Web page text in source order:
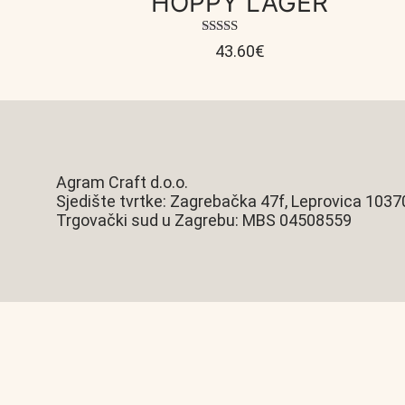
Ocijenjeno
4.00
43.60€
Agram Craft d.o.o.
Sjedište tvrtke: Zagrebačka 47f, Leprovica
Trgovački sud u Zagrebu: MBS 04508559